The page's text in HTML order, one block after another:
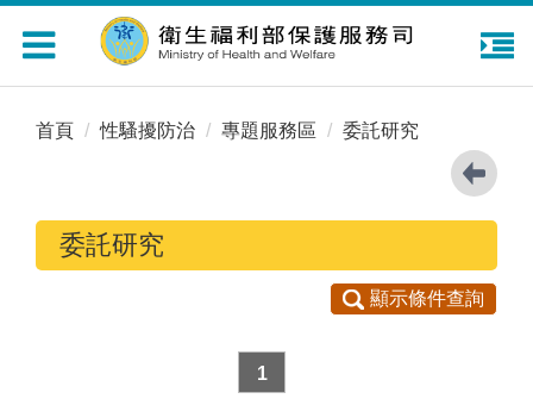
Toggle
navigation
首頁 性騷擾防治 專題服務區 委託研究
委託研究
顯示條件查詢
1